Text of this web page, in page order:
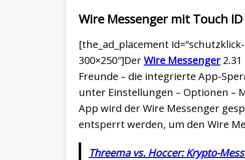
Wire Messenger mit Touch
[the_ad_placement
300×250″]DerWire Messenger
Freunde – die integrierte App-
unter Einstellungen – Optionen –
App wird der Wire Messenger
entsperrt werden, um den Wire
Threema vs. Hoccer: Krypto-